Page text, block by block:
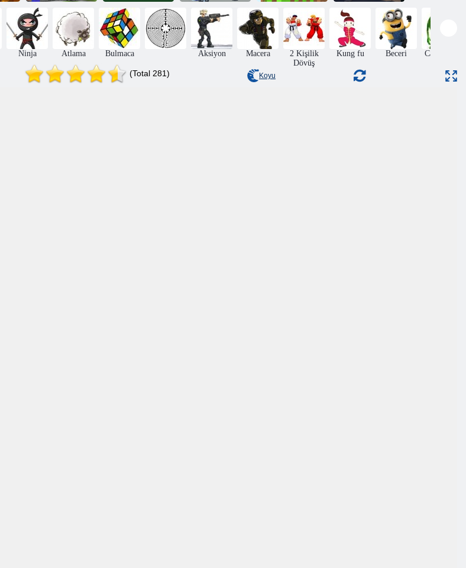
Noob Köyü
Kurtarıyor
Karanlık Çocuk Kıyametin ineği
Çiftlik: Nubik
Zombilere Karşı
Boys - Bölge
Savaşı
Ninja Atlama Bulmaca Aksiyon Macera
2 Kişilik
Dövüş
Kung fu Beceri Canavarlar
(Total 281) Koyu